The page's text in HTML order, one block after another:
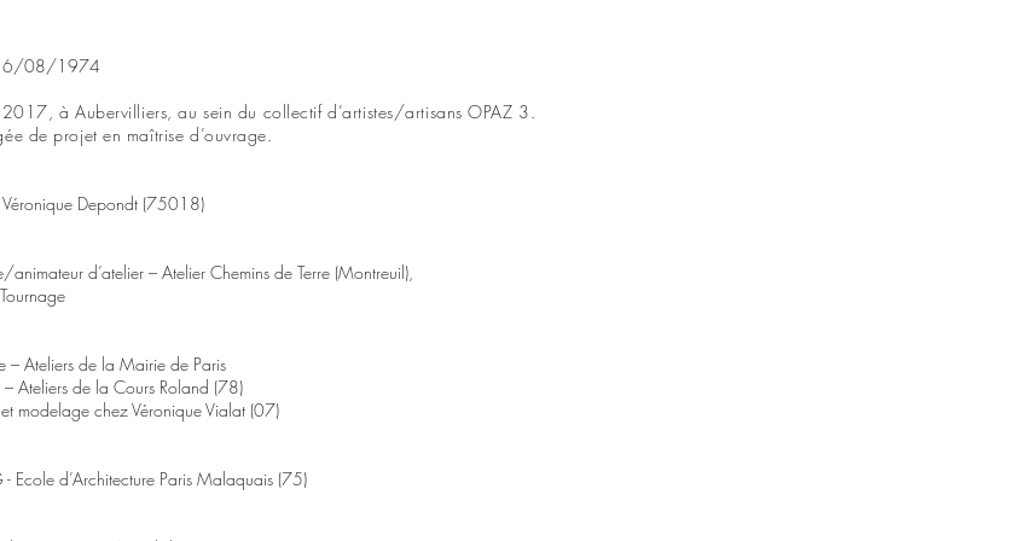
16/08/1974
à Aubervilliers, au sein du collectif d’artistes/artisans OPAZ 3.
de projet en maîtrise d’ouvrage.
Véronique Depondt (75018)
animateur d’atelier – Atelier Chemins de Terre (Montreuil),
– Ateliers de la Mairie de Paris
– Ateliers de la Cours Roland (78)
modelage chez Véronique Vialat (07)
Ecole d’Architecture Paris Malaquais (75)